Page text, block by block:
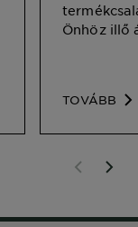
Önhöz illő
TOVÁBB